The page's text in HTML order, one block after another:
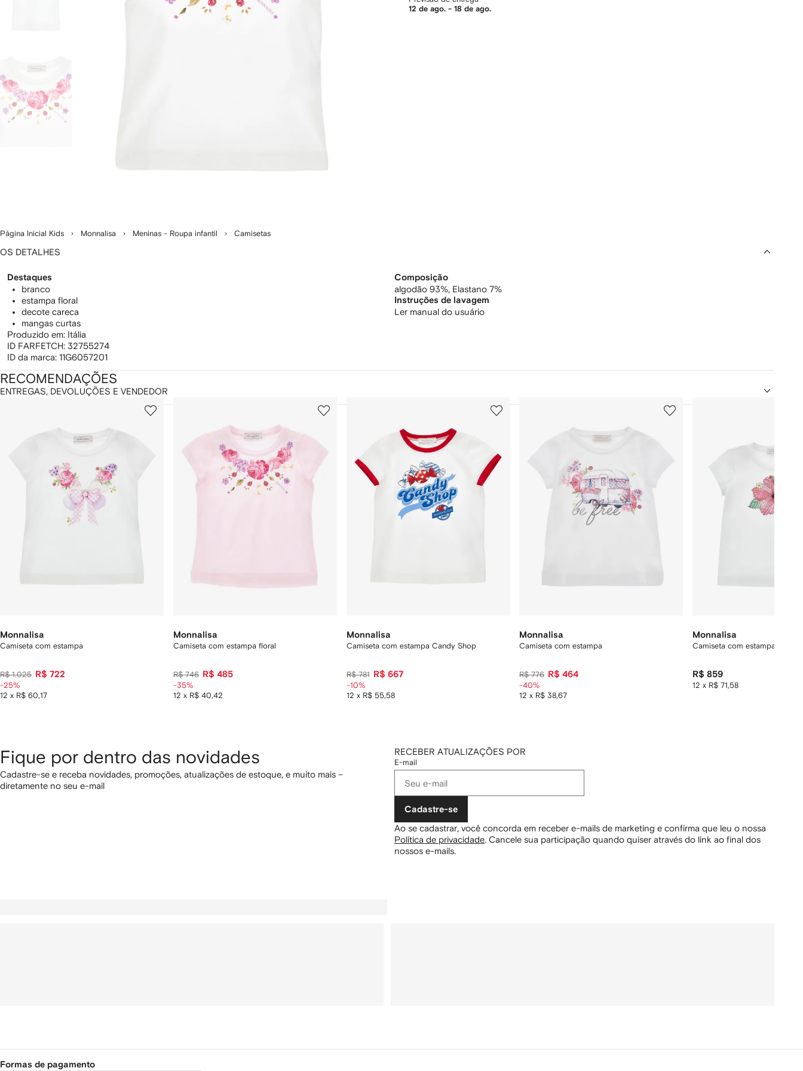
Página Inicial Kids Monnalisa Meninas - Roupa infantil Camisetas
12 de ago. - 18 de ago.
OS DETALHES
Destaques
branco
estampa floral
decote careca
mangas curtas
Produzido em: Itália
ID FARFETCH: 32755274
ID da marca: 11G6057201
Composição
algodão 93%, Elastano 7%
Instruções de lavagem
Ler manual do usuário
ENTREGAS, DEVOLUÇÕES E VENDEDOR
RECOMENDAÇÕES
Monnalisa
Camiseta com estampa
R$ 1.025 R$ 722
12 x R$ 60,17
-25%
2
Monnalisa
Camiseta com estampa floral
R$ 746 R$ 485
12 x R$ 40,42
-35%
3
Monnalisa
Camiseta com estampa Candy Shop
R$ 781 R$ 667
12 x R$ 55,58
-10%
4
Monnalisa
Camiseta com estampa
R$ 776 R$ 464
12 x R$ 38,67
-40%
5
Monnalisa
Camiseta com estampa de
R$ 859
12 x R$ 71,58
Fique por dentro das novidades
Cadastre-se e receba novidades, promoções, atualizações de estoque, e muito mais –
diretamente no seu e-mail
RECEBER ATUALIZAÇÕES POR
E-mail
Cadastre-se
Ao se cadastrar, você concorda em receber e-mails de marketing e confirma que leu o nossa
Política de privacidade. Cancele sua participação quando quiser através do link ao final dos
nossos e-mails.
Formas de pagamento